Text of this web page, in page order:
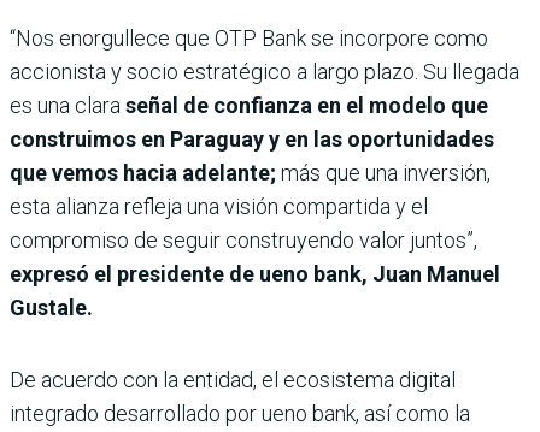
“Nos enorgullece que OTP Bank se incorpore como
accionista y socio estratégico a largo plazo. Su llegada
es una clara señal de confianza en el modelo que
construimos en Paraguay y en las oportunidades
que vemos hacia adelante; más que una inversión,
esta alianza refleja una visión compartida y el
compromiso de seguir construyendo valor juntos”,
expresó el presidente de ueno bank, Juan Manuel
Gustale.
De acuerdo con la entidad, el ecosistema digital
integrado desarrollado por ueno bank, así como la